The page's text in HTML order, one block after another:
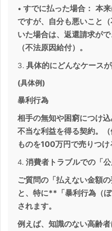
• すでに払った場合： 本
ですが、自分も悪いこと
いた場合は、返還請求が
（不法原因給付）。
3. 具体的にどんなケース
(具体例)
暴利行為
相手の無知や困窮につけ
不当な利益を得る契約。
ものを100万円で売りつけ
4. 消費者トラブルでの「公
ご質問の「払えない金額
と、特に**「暴利行為（
されます。
例えば、知識のない高齢